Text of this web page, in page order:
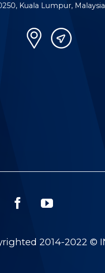
Kuala Lumpur, Malaysia
2014-2022 ©